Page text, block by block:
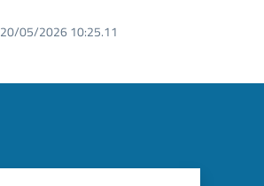
20/05/2026 10:25.11